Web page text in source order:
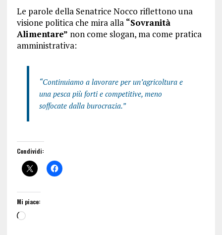
Le parole della Senatrice Nocco riflettono una
visione politica che mira alla “Sovranità
Alimentare” non come slogan, ma come pratica
amministrativa:
“Continuiamo a lavorare per un’agricoltura e
una pesca più forti e competitive, meno
soffocate dalla burocrazia.”
Condividi:
Mi piace: